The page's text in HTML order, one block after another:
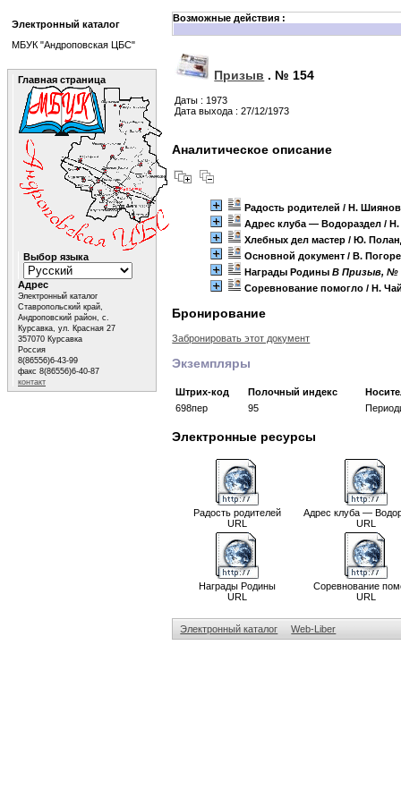
Возможные действия :
Призыв . № 154
Даты : 1973
Дата выхода : 27/12/1973
Аналитическое описание
Радость родителей / Н.
Адрес клуба — Водораздел /
Хлебных дел мастер / Ю.
Основной документ / В.
Награды Родины B Призыв, №
Соревнование помогло / Н.
Бронирование
Забронировать этот документ
Экземпляры
Штрих-код Полочный индекс
698пер
95
Электронные ресурсы
Радость родителей
URL
Адрес клуба —
URL
Награды Родины
URL
Соревнование
URL
Электронный каталог Web-Liber
Электронный каталог
МБУК "Андроповская ЦБС"
Главная страница
Выбор языка
Адрес
Электронный каталог
Ставропольский край,
Андроповский район, с.
Курсавка, ул. Красная 27
357070 Курсавка
Россия
8(86556)6-43-99
факс 8(86556)6-40-87
контакт